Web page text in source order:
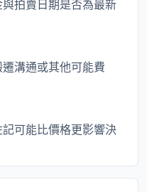
拍賣日期是否為最新
溝通或其他可能費
可能比價格更影響決